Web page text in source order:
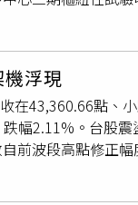
試驗招募參與情
的困境；同時也
需求。針對新藥的
用機制上，不同於
的區域過敏發炎反
物更具備高安全
浮現
在43,360.66點、
幅2.11%。台股
前波段高點修正
最大單日跌點」，
政治等因素交互